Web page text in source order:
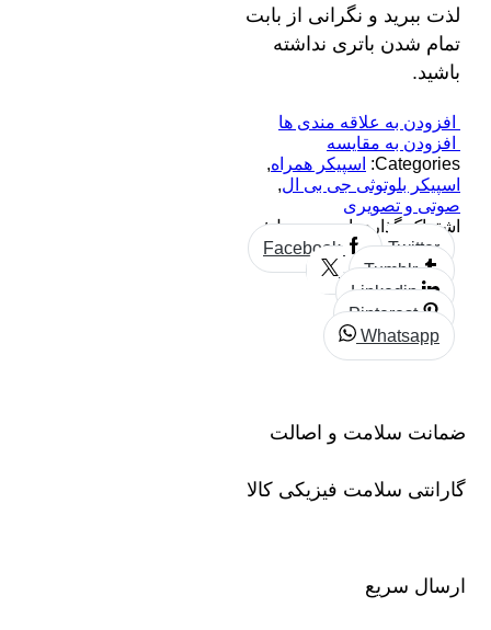
لذت ببرید و نگرانی از بابت
تمام شدن باتری نداشته
باشید.
افزودن به علاقه مندی ها
افزودن به مقایسه
Categories:
اسپیکر همراه,
اسپیکر بلوتوثی جی بی ال,
صوتی و تصویری
اشتراک گذاری این محصول:
Facebook
Twitter
Tumblr
Linkedin
Pinterest
Whatsapp
ضمانت سلامت و اصالت
گارانتی سلامت فیزیکی کالا
ارسال سریع